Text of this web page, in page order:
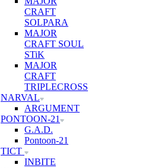
CRAFT
SOLPARA
MAJOR
CRAFT SOUL
STiK
MAJOR
CRAFT
TRIPLECROSS
NARVAL
ARGUMENT
PONTOON-21
G.A.D.
Pontoon-21
TICT
INBITE